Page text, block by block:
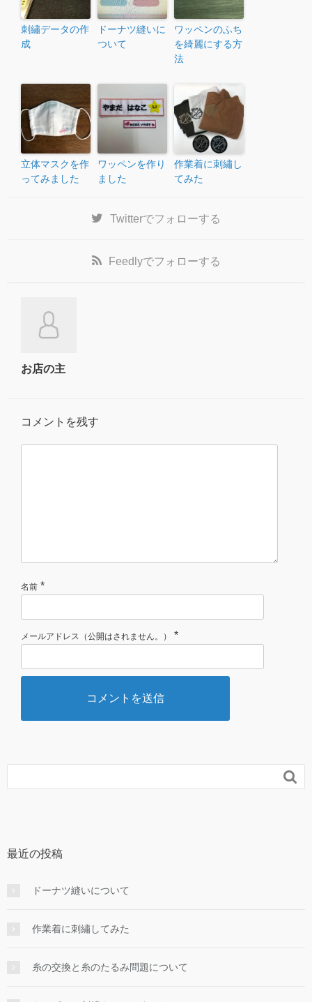
刺繡データの作
成
ドーナツ縫いに
ついて
ワッペンのふち
を綺麗にする方
法
立体マスクを作
ってみました
ワッペンを作り
ました
作業着に刺繡し
てみた
Twitterでフォローする
Feedlyでフォローする
お店の主
コメントを残す
名前 *
メールアドレス（公開はされません。） *

最近の投稿
ドーナツ縫いについて
作業着に刺繡してみた
糸の交換と糸のたるみ問題について